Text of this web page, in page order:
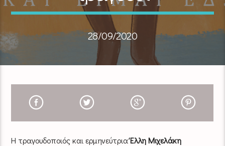
28/09/2020
Η τραγουδοποιός και ερμηνεύτριαΈλλη Μιχελάκη